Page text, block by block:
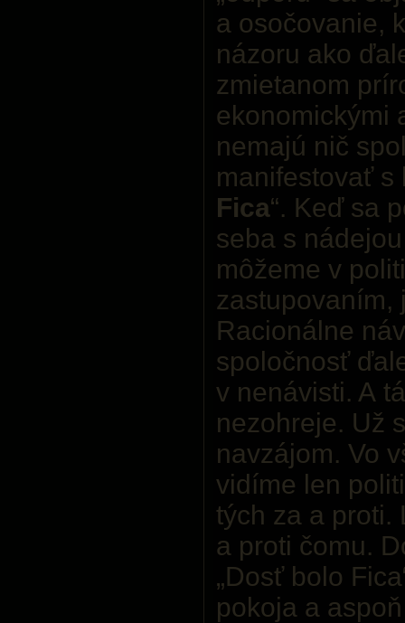
a osočovanie,
názoru ako
zmietanom
ekonomickými
nemajú nič
manifestovať s
Fica“. Keď sa
seba s
môžeme v
zastupovaním,
Racionálne
spoločnosť
v nenávisti. A
nezohreje. Už
navzájom. Vo
vidíme len
tých za a proti.
a proti čomu.
„Dosť bolo
pokoja a